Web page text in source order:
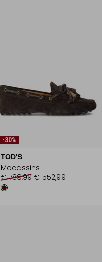
-30%
TOD'S
Mocassins
€ 789,99 € 552,99